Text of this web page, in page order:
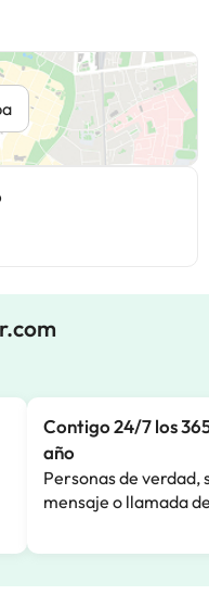
Contigo 24/7 los
año
Personas de verdad,
mensaje o llamada